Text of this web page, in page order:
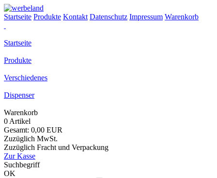
Startseite Produkte Kontakt Datenschutz Impressum Warenkorb
Startseite
Produkte
Verschiedenes
Dispenser
Warenkorb
0 Artikel
Gesamt: 0,00 EUR
Zuzüglich MwSt.
Zuzüglich Fracht und Verpackung
Zur Kasse
Suchbegriff
OK